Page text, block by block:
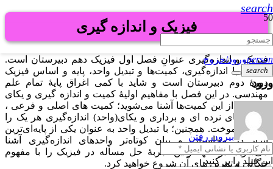
search
search
personورود/خروج
ورود
بیرون رفتن
این فیلد را پر کنید
فیزیک و اندازه گیری
فیزیک و اندازه‌گیری عنوانِ فصل اول فیزیک دهم دبیرستان است.
آشنایی با اندازه‌گیری، کمیت‌ها و تبدیل واحد، پایه و اساس فیزیک
دورۀ دوم دبیرستان است و شاید با کمی اغراق پایۀ تمام علم
مهندسی. در این فصل با مفاهیم اولیۀ کمیت و اندازه گیری و یکای
هر کدام از این کمیت‌ها آشنا می‌شوید؛ کمیت های اصلی و فرعی ،
کمیت های نرده ای و برداری و یکای(واحد) اندازه‌گیری هر یک را
خواهید آموخت. همچنین؛ با تبدیل واحد به عنوان یکی از پایه‌ای‌ترین
ابزار در محاسبات و بیان کوتاه‌تر واحدهای اندازه‌گیری آشنا
می‌شوید. در انتها اولین تجربۀ حل مسأله در فیزیک را با مفهوم
چگالی و تمرین های آن شروع خواهید کرد.